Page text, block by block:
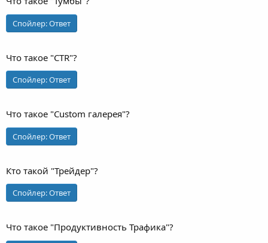
Спойлер:Ответ
Что такое "CTR"?
Спойлер:Ответ
Что такое "Custom галерея"?
Спойлер:Ответ
Кто такой "Трейдер"?
Спойлер:Ответ
Что такое "Продуктивность Трафика"?